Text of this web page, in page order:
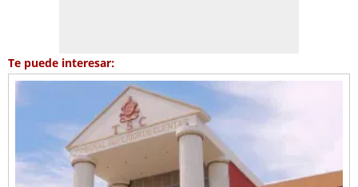
Te puede interesar: